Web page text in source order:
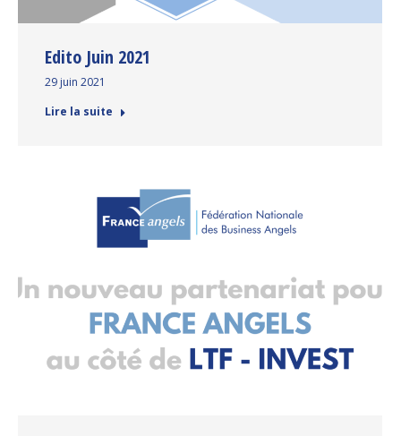
Edito Juin 2021
29 juin 2021
Lire la suite